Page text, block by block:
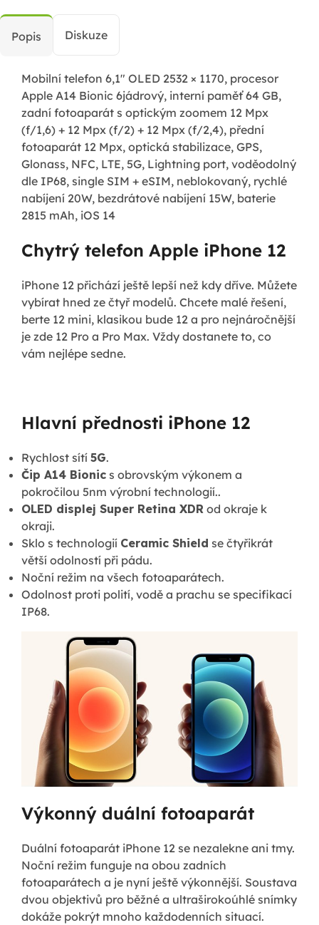
Popis Diskuze
Mobilní telefon 6,1" OLED 2532 × 1170, procesor
Apple A14 Bionic 6jádrový, interní paměť 64 GB,
zadní fotoaparát s optickým zoomem 12 Mpx
(f/1,6) + 12 Mpx (f/2) + 12 Mpx (f/2,4), přední
fotoaparát 12 Mpx, optická stabilizace, GPS,
Glonass, NFC, LTE, 5G, Lightning port, voděodolný
dle IP68, single SIM + eSIM, neblokovaný, rychlé
nabíjení 20W, bezdrátové nabíjení 15W, baterie
2815 mAh, iOS 14
Chytrý telefon Apple iPhone 12
iPhone 12 přichází ještě lepší než kdy dříve. Můžete
vybírat hned ze čtyř modelů. Chcete malé řešení,
berte 12 mini, klasikou bude 12 a pro nejnáročnější
je zde 12 Pro a Pro Max. Vždy dostanete to, co
vám nejlépe sedne.
Hlavní přednosti iPhone 12
Rychlost sítí 5G.
Čip A14 Bionic s obrovským výkonem a
pokročilou 5nm výrobní technologií..
OLED displej Super Retina XDR od okraje k
okraji.
Sklo s technologií Ceramic Shield se čtyřikrát
větší odolností při pádu.
Noční režim na všech fotoaparátech.
Odolnost proti polití, vodě a prachu se specifikací
IP68.
Výkonný duální fotoaparát
Duální fotoaparát iPhone 12 se nezalekne ani tmy.
Noční režim funguje na obou zadních
fotoaparátech a je nyní ještě výkonnější. Soustava
dvou objektivů pro běžné a ultraširokoúhlé snímky
dokáže pokrýt mnoho každodenních situací.